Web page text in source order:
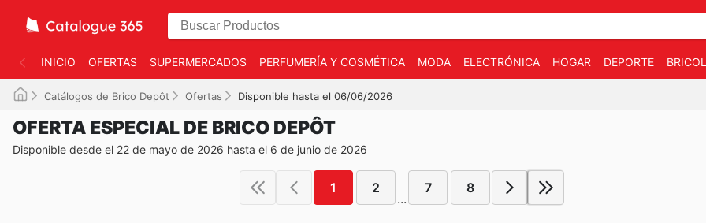
INICIO OFERTAS SUPERMERCADOS PERFUMERÍA Y COSMÉTICA MODA ELECTRÓNICA HOGAR DEPORTE
Catálogos de Brico Depôt Ofertas Disponible hasta el 06/06/2026
OFERTA ESPECIAL DE BRICO DEPÔT
Disponible desde el 22 de mayo de 2026 hasta el 6 de junio de 2026
1 2
...
7 8